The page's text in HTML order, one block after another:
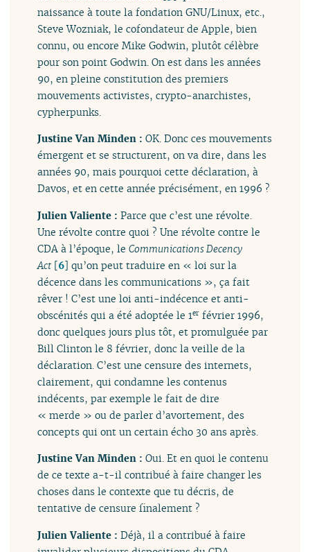
naissance à toute la fondation GNU/Linux, etc.,
Steve Wozniak, le cofondateur de Apple, bien
connu, ou encore Mike Godwin, plutôt célèbre
pour son point Godwin. On est dans les années
90, en pleine constitution des premiers
mouvements activistes, crypto-anarchistes,
cypherpunks.
Justine Van Minden :OK. Donc ces mouvements
émergent et se structurent, on va dire, dans les
années 90, mais pourquoi cette déclaration, à
Davos, et en cette année précisément, en 1996 ?
Julien Valiente :Parce que c’est une révolte.
Une révolte contre quoi ? Une révolte contre le
CDA à l’époque, leCommunications Decency
Act [6] qu’on peut traduire en « loi sur la
décence dans les communications », ça fait
rêver ! C’est une loi anti-indécence et anti-
obscénités qui a été adoptée le 1er février 1996,
donc quelques jours plus tôt, et promulguée par
Bill Clinton le 8 février, donc la veille de la
déclaration. C’est une censure des internets,
clairement, qui condamne les contenus
indécents, par exemple le fait de dire
« merde » ou de parler d’avortement, des
concepts qui ont un certain écho 30 ans après.
Justine Van Minden :Oui. Et en quoi le contenu
de ce texte a-t-il contribué à faire changer les
choses dans le contexte que tu décris, de
tentative de censure finalement ?
Julien Valiente :Déjà, il a contribué à faire